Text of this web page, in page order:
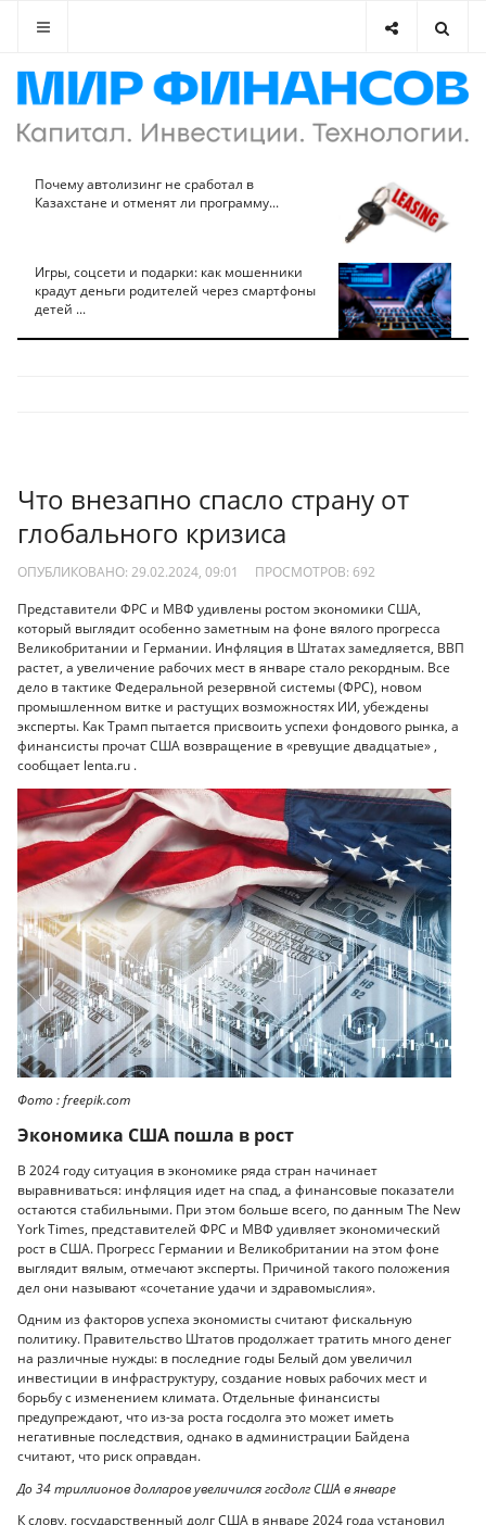
Почему автолизинг не сработал в
Казахстане и отменят ли программу...
Игры, соцсети и подарки: как мошенники
крадут деньги родителей через смартфоны
детей ...
Что внезапно спасло страну от
глобального кризиса
ОПУБЛИКОВАНО: 29.02.2024, 09:01 ПРОСМОТРОВ: 692
Представители ФРС и МВФ удивлены ростом экономики США,
который выглядит особенно заметным на фоне вялого прогресса
Великобритании и Германии. Инфляция в Штатах замедляется, ВВП
растет, а увеличение рабочих мест в январе стало рекордным. Все
дело в тактике Федеральной резервной системы (ФРС), новом
промышленном витке и растущих возможностях ИИ, убеждены
эксперты. Как Трамп пытается присвоить успехи фондового рынка, а
финансисты прочат США возвращение в «ревущие двадцатые» ,
сообщает lenta.ru .
Фото : freepik.com
Экономика США пошла в рост
В 2024 году ситуация в экономике ряда стран начинает
выравниваться: инфляция идет на спад, а финансовые показатели
остаются стабильными. При этом больше всего, по данным The New
York Times, представителей ФРС и МВФ удивляет экономический
рост в США. Прогресс Германии и Великобритании на этом фоне
выглядит вялым, отмечают эксперты. Причиной такого положения
дел они называют «сочетание удачи и здравомыслия».
Одним из факторов успеха экономисты считают фискальную
политику. Правительство Штатов продолжает тратить много денег
на различные нужды: в последние годы Белый дом увеличил
инвестиции в инфраструктуру, создание новых рабочих мест и
борьбу с изменением климата. Отдельные финансисты
предупреждают, что из-за роста госдолга это может иметь
негативные последствия, однако в администрации Байдена
считают, что риск оправдан.
До 34 триллионов долларов увеличился госдолг США в январе
К слову, государственный долг США в январе 2024 года установил